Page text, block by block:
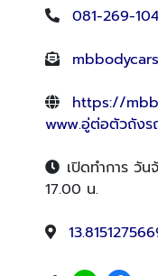
081-269-
https://
www.อู่ต่อตัวถังร
เปิดทำการ วั
17.00 น.